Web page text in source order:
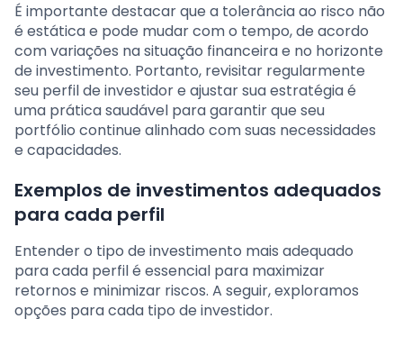
É importante destacar que a tolerância ao risco não
é estática e pode mudar com o tempo, de acordo
com variações na situação financeira e no horizonte
de investimento. Portanto, revisitar regularmente
seu perfil de investidor e ajustar sua estratégia é
uma prática saudável para garantir que seu
portfólio continue alinhado com suas necessidades
e capacidades.
Exemplos de investimentos adequados
para cada perfil
Entender o tipo de investimento mais adequado
para cada perfil é essencial para maximizar
retornos e minimizar riscos. A seguir, exploramos
opções para cada tipo de investidor.